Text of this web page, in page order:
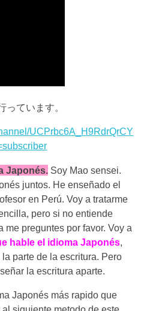
っています。
UCPrbc6A_H9RdrQrCY
Japonés. Soy Mao sensei.
juntos. He enseñado el
en Perú. Voy a tratarme
pero si no entiende
me preguntes por favor. Voy a
hable el idioma Japonés,
parte de la escritura. Pero
la escritura aparte.
Japonés más rapido que